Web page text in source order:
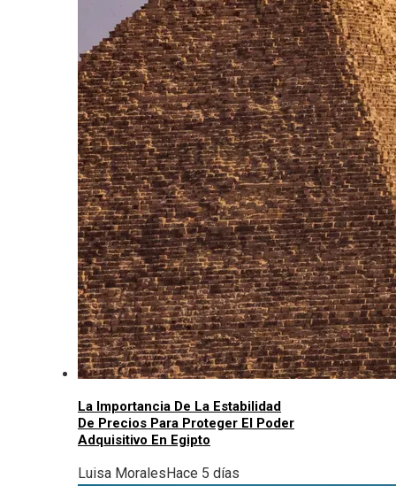
La Importancia De La Estabilidad
De Precios Para Proteger El Poder
Adquisitivo En Egipto
Luisa Morales Hace 5 días